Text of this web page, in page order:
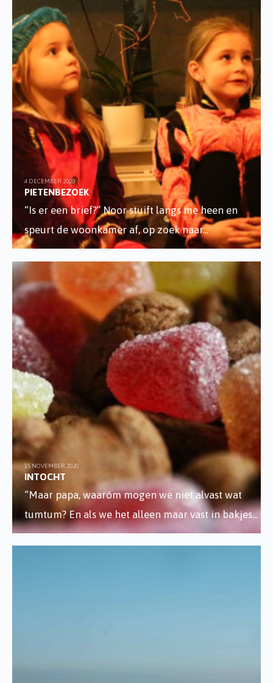
4 DECEMBER 2020
PIETENBEZOEK
“Is er een brief?” Noor stuift langs me heen en
speurt de woonkamer af, op zoek naar...
15 NOVEMBER 2020
INTOCHT
“Maar papa, waaróm mogen we niet alvast wat
tumtum? En als we het alleen maar vast in bakjes...